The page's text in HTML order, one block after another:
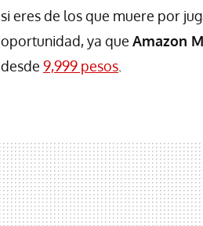
si eres de los que muere por
oportunidad, ya que Amazon
desde 9,999 pesos